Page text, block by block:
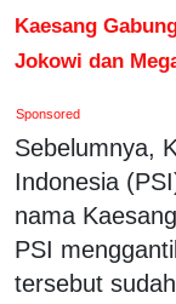
Kaesang
Jokowi dan
Sponsored
Sebelumnya,
Indonesia
nama
PSI
tersebut